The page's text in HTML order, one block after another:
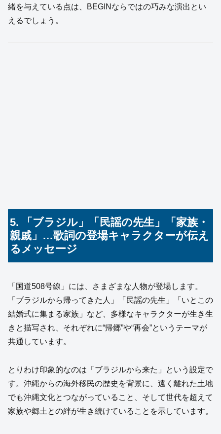
緒を与えている点は、BEGINならではの巧みな演出とい
えるでしょう。
5. 「ブラジル」「民謡の先生」「家族・
親戚」…歌詞の登場キャラクターが伝え
るメッセージ
「国道508号線」には、さまざまな人物が登場します。
「ブラジルから帰ってきた人」「民謡の先生」「いとこの
結婚式に集まる家族」など、多様なキャラクターが生き生
きと描写され、それぞれに“帰郷”や“再会”というテーマが
共通しています。
とりわけ印象的なのは「ブラジルから来た」という設定で
す。沖縄からの海外移民の歴史を背景に、遠く離れた土地
でも沖縄文化とつながっていること、そして世代を超えて
家族や郷土との絆が生き続けていることを示しています。